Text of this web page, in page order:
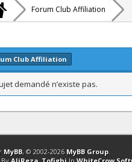
Forum Club Affiliation
Club Affiliation
demandé n’existe pas.
Club Affiliation Retourner en
MyBB, © 2002-2026 MyBB Group.